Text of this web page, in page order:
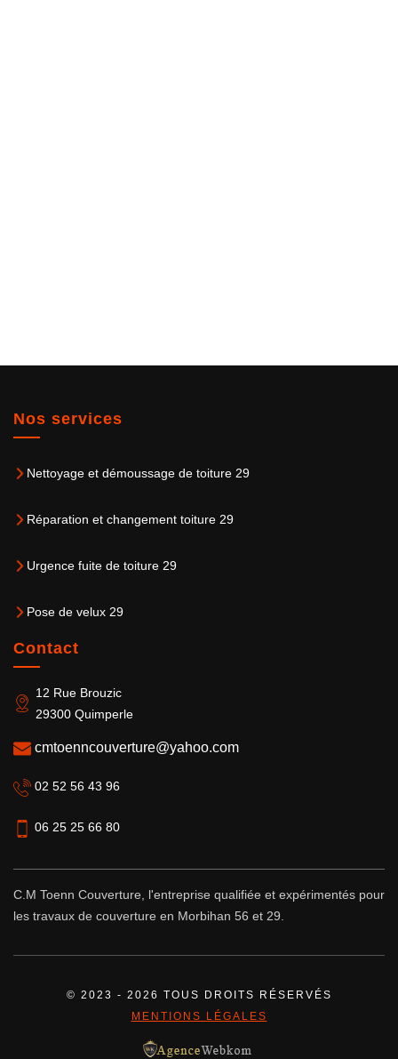
Nos services
Nettoyage et démoussage de toiture 29
Réparation et changement toiture 29
Urgence fuite de toiture 29
Pose de velux 29
Contact
12 Rue Brouzic
29300 Quimperle
cmtoenncouverture@yahoo.com
02 52 56 43 96
06 25 25 66 80
C.M Toenn Couverture, l'entreprise qualifiée et expérimentés pour
les travaux de couverture en Morbihan 56 et 29.
© 2023 - 2026 TOUS DROITS RÉSERVÉS
MENTIONS LÉGALES